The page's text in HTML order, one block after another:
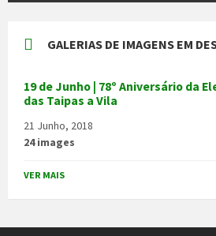
GALERIAS DE IMAGENS EM
19 de Junho | 78º Aniversário da
das Taipas a Vila
21 Junho, 2018
24 images
VER MAIS